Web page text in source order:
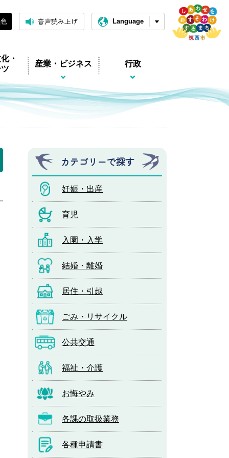
音声読み上げ Language
・
産業・ビジネス 行政
カテゴリーで探す
妊娠・出産
育児
入園・入学
結婚・離婚
居住・引越
ごみ・リサイクル
公共交通
福祉・介護
お悔やみ
各課の取扱業務
各種申請書